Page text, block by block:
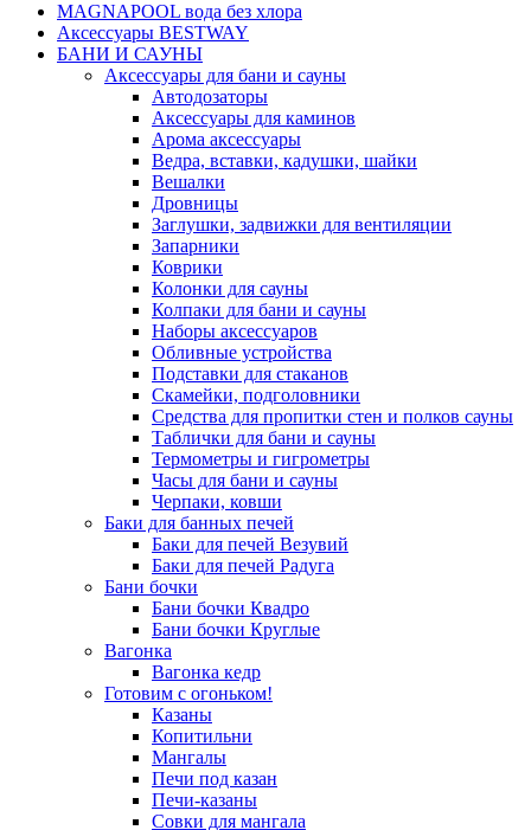
MAGNAPOOL вода без хлора
Аксессуары BESTWAY
БАНИ И САУНЫ
Аксессуары для бани и сауны
Автодозаторы
Аксессуары для каминов
Арома аксессуары
Ведра, вставки, кадушки, шайки
Вешалки
Дровницы
Заглушки, задвижки для вентиляции
Запарники
Коврики
Колонки для сауны
Колпаки для бани и сауны
Наборы аксессуаров
Обливные устройства
Подставки для стаканов
Скамейки, подголовники
Средства для пропитки стен и полков сауны
Таблички для бани и сауны
Термометры и гигрометры
Часы для бани и сауны
Черпаки, ковши
Баки для банных печей
Баки для печей Везувий
Баки для печей Радуга
Бани бочки
Бани бочки Квадро
Бани бочки Круглые
Вагонка
Вагонка кедр
Готовим с огоньком!
Казаны
Копитильни
Мангалы
Печи под казан
Печи-казаны
Совки для мангала